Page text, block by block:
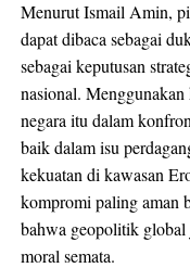
Menurut Ismail Amin,
dapat dibaca sebagai
sebagai keputusan
nasional. Menggunakan
negara itu dalam
baik dalam isu
kekuatan di kawasan
kompromi paling aman
bahwa geopolitik global
moral semata.